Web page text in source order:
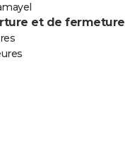
et de fermeture